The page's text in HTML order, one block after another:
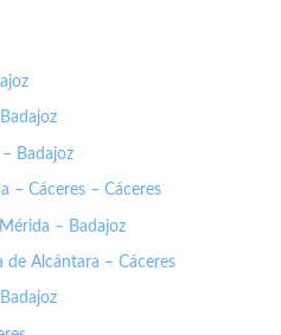
– – Badajoz
de la Serena – – Badajoz
Badajoz
– Cáceres – Cáceres
– Badajoz
de Alcántara – Cáceres